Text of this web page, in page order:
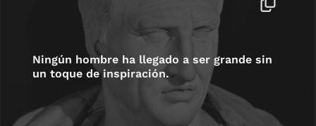
Ningún hombre ha llegado a ser grande sin
un toque de inspiración.